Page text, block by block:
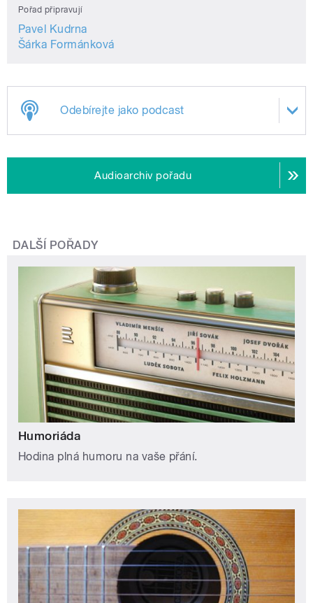
Pořad připravují
Pavel Kudrna
Šárka Formánková
Odebírejte jako podcast
Audioarchiv pořadu
DALŠÍ POŘADY
Humoriáda
Hodina plná humoru na vaše přání.